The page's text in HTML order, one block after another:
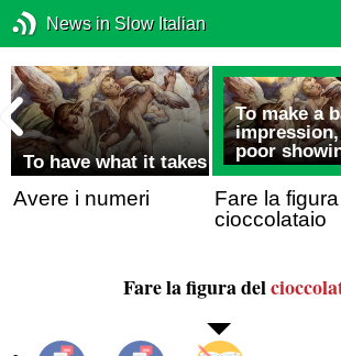
News in Slow Italian
To have what it takes
Avere i numeri
To make a
poor
Fare la figura
cioccolataio
Fare la figura del